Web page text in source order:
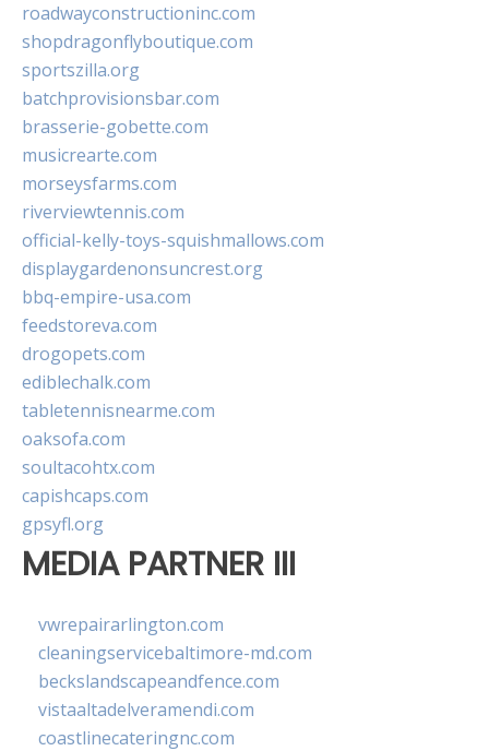
roadwayconstructioninc.com
shopdragonflyboutique.com
sportszilla.org
batchprovisionsbar.com
brasserie-gobette.com
musicrearte.com
morseysfarms.com
riverviewtennis.com
official-kelly-toys-squishmallows.com
displaygardenonsuncrest.org
bbq-empire-usa.com
feedstoreva.com
drogopets.com
ediblechalk.com
tabletennisnearme.com
oaksofa.com
soultacohtx.com
capishcaps.com
gpsyfl.org
MEDIA PARTNER III
vwrepairarlington.com
cleaningservicebaltimore-md.com
beckslandscapeandfence.com
vistaaltadelveramendi.com
coastlinecateringnc.com